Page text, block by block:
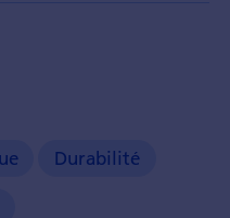
Durabilité